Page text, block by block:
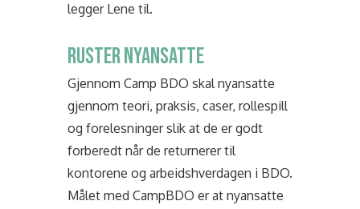
legger Lene til.
RUSTER NYANSATTE
Gjennom Camp BDO skal nyansatte
gjennom teori, praksis, caser, rollespill
og forelesninger slik at de er godt
forberedt når de returnerer til
kontorene og arbeidshverdagen i BDO.
Målet med CampBDO er at nyansatte